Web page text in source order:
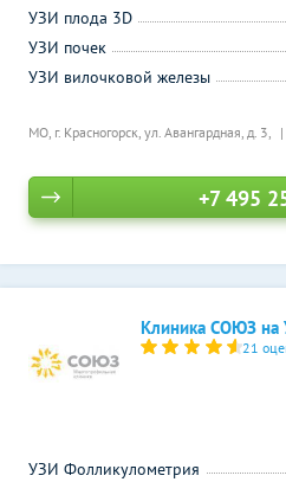
МО, г. Красногорск, ул. Авангардная, д. 3,
УЗИ плода 3D
УЗИ почек
УЗИ вилочковой железы
+7 495
Клиника СОЮЗ на
21
УЗИ Фолликулометрия